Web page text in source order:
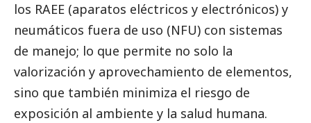
los RAEE (aparatos eléctricos y electrónicos) y
neumáticos fuera de uso (NFU) con sistemas
de manejo; lo que permite no solo la
valorización y aprovechamiento de elementos,
sino que también minimiza el riesgo de
exposición al ambiente y la salud humana.